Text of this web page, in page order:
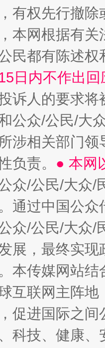
还
有权先行撤
本网根据有
民都有陈述
日内不作出
诉人的要求将
公众/公民/大
涉相关部门
负责。 ● 本网
众/公民/大众
通过中国公
众/公民/大众
展，最终实
本传媒网站
互联网主阵
促进国际之
科技、健康